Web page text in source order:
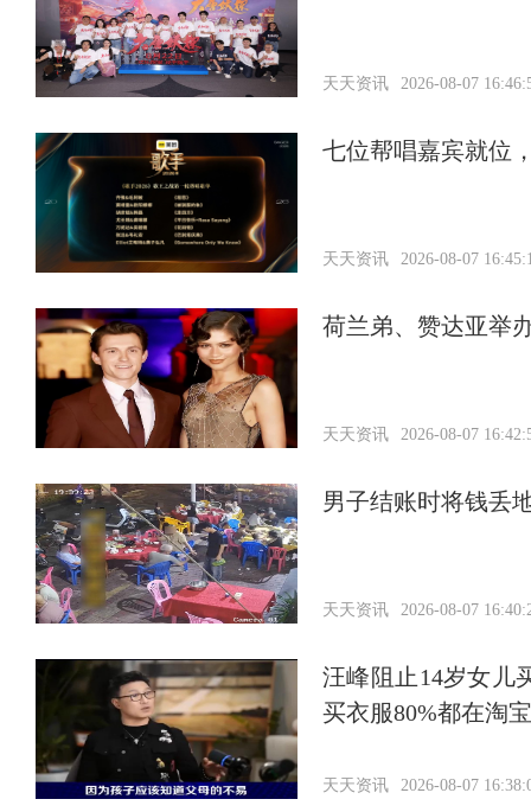
天天资讯 2026-08-07
七位帮唱嘉宾就位
天天资讯 2026-08-07
荷兰弟、赞达亚举
天天资讯 2026-08-07
男子结账时将钱丢
天天资讯 2026-08-07
汪峰阻止14岁女儿
买衣服80%都在淘宝
天天资讯 2026-08-07